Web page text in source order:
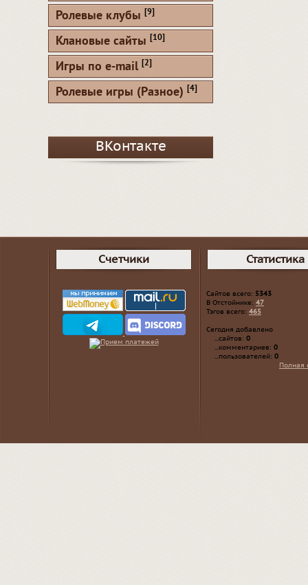
Ролевые клубы [9]
Клановые сайты [10]
Игры по e-mail [2]
Ролевые игры (Разное) [4]
ВКонтакте
Счетчики Статистика
Сайтов всего: 5343
В Отстойнике: 47
Тэгов всего: 465
Сегодня добавлено
...сайтов: 0
...комментариев: 0
...пользователей: 0
Полная